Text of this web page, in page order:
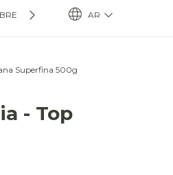
HUANACO AR
Superfina 500g
- Top